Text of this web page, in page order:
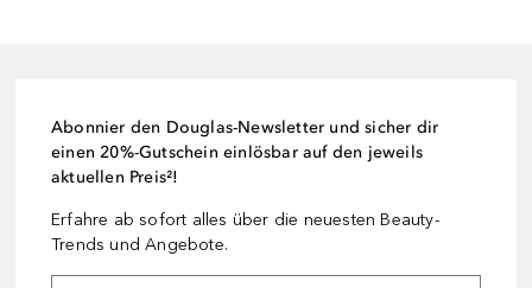
Abonnier den Douglas-Newsletter und sicher dir
einen 20%-Gutschein einlösbar auf den jeweils
aktuellen Preis²!
Erfahre ab sofort alles über die neuesten Beauty-
Trends und Angebote.